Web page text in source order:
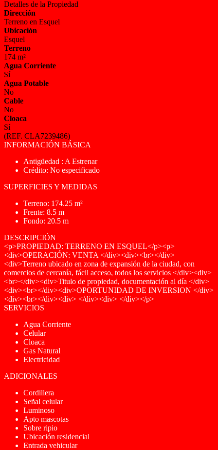
Detalles de la Propiedad
Dirección
Terreno en Esquel
Ubicación
Esquel
Terreno
174 m²
Agua Corriente
Sí
Agua Potable
No
Cable
No
Cloaca
Sí
(REF. CLA7239486)
INFORMACIÓN BÁSICA
Antigüedad : A Estrenar
Crédito: No especificado
SUPERFICIES Y MEDIDAS
Terreno: 174.25 m²
Frente: 8.5 m
Fondo: 20.5 m
DESCRIPCIÓN
<p>PROPIEDAD: TERRENO EN ESQUEL</p><p>
<div>OPERACIÓN: VENTA </div><div><br></div>
<div>Terreno ubicado en zona de expansión de la ciudad, con
comercios de cercanía, fácil acceso, todos los servicios </div><div>
<br></div><div>Titulo de propiedad, documentación al día </div>
<div><br></div><div>OPORTUNIDAD DE INVERSION </div>
<div><br></div><div> </div><div> </div></p>
SERVICIOS
Agua Corriente
Celular
Cloaca
Gas Natural
Electricidad
ADICIONALES
Cordillera
Señal celular
Luminoso
Apto mascotas
Sobre ripio
Ubicación residencial
Entrada vehicular